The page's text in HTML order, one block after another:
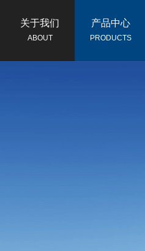
关于我们
ABOUT
产品中心
PRODUCTS